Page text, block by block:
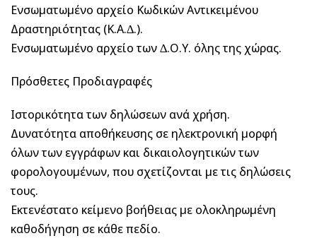
Ενσωματωμένο αρχείο Κωδικών Αντικειμένου
Δραστηριότητας (Κ.Α.∆.).
Ενσωματωμένο αρχείο των ∆.Ο.Υ. όλης της χώρας.
Πρόσθετες Προδιαγραφές
Ιστορικότητα των δηλώσεων ανά χρήση.
Δυνατότητα αποθήκευσης σε ηλεκτρονική μορφή
όλων των εγγράφων και δικαιολογητικών των
φορολογουμένων, που σχετίζονται με τις δηλώσεις
τους.
Εκτενέστατο κείμενο βοήθειας με ολοκληρωμένη
καθοδήγηση σε κάθε πεδίο.